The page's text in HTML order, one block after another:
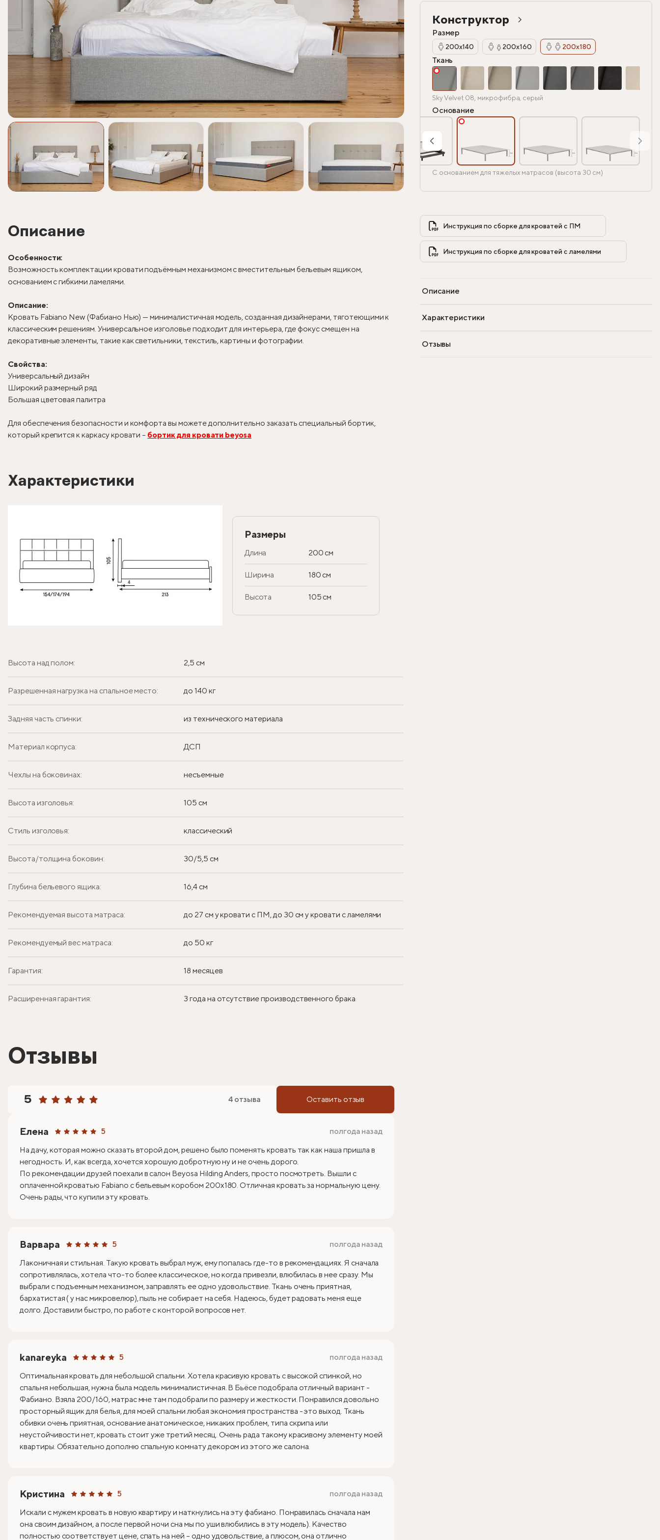
Описание
Особенности:
Возможность комплектации кровати подъёмным механизмом с вместительным бельевым ящиком,
основанием с гибкими ламелями.
Описание:
Кровать Fabiano New (Фабиано Нью) — минималистичная модель, созданная дизайнерами, тяготеющими к
классическим решениям. Универсальное изголовье подходит для интерьера, где фокус смещен на
декоративные элементы, такие как светильники, текстиль, картины и фотографии.
Свойства:
Универсальный дизайн
Широкий размерный ряд
Большая цветовая палитра
Для обеспечения безопасности и комфорта вы можете дополнительно заказать специальный бортик,
который крепится к каркасу кровати – бортик для кровати beyosa
Характеристики
Размеры
Длина 200 см
Ширина 180 см
Высота 105 см
Высота над полом: 2,5 см
Разрешенная нагрузка на спальное место: до 140 кг
Задняя часть спинки: из технического материала
Материал корпуса: ДСП
Чехлы на боковинах: несъемные
Высота изголовья: 105 см
Стиль изголовья: классический
Высота/толщина боковин: 30/5,5 см
Глубина бельевого ящика: 16,4 см
Рекомендуемая высота матраса: до 27 см у кровати с ПМ, до 30 см у кровати с ламелями
Рекомендуемый вес матраса: до 50 кг
Гарантия: 18 месяцев
Расширенная гарантия: 3 года на отсутствие производственного брака
Конструктор
Размер
200х140 200х160 200х180
Ткань
Sky Velvet 08, микрофибра, серый
Основание
С основанием для тяжелых матрасов (высота 30 см)
Инструкция по сборке для кроватей с ПМ
Инструкция по сборке для кроватей с ламелями
Описание
Характеристики
Отзывы
Отзывы
5 4 отзыва Оставить отзыв
Елена 5
полгода назад
На дачу, которая можно сказать второй дом, решено было поменять кровать так как наша пришла в
негодность. И, как всегда, хочется хорошую добротную ну и не очень дорого.
По рекомендации друзей поехали в салон Beyosa Hilding Anders, просто посмотреть. Вышли с
оплаченной кроватью Fabiano с бельевым коробом 200х180. Отличная кровать за нормальную цену.
Очень рады, что купили эту кровать.
Варвара 5
полгода назад
Лаконичная и стильная. Такую кровать выбрал муж, ему попалась где-то в рекомендациях. Я сначала
сопротивлялась, хотела что-то более классическое, но когда привезли, влюбилась в нее сразу. Мы
выбрали с подъемным механизмом, заправлять ее одно удовольствие. Ткань очень приятная,
бархатистая ( у нас микровелюр), пыль не собирает на себя. Надеюсь, будет радовать меня еще
долго. Доставили быстро, по работе с конторой вопросов нет.
kanareyka 5
полгода назад
Оптимальная кровать для небольшой спальни. Хотела красивую кровать с высокой спинкой, но
спальня небольшая, нужна была модель минималистичная. В Бьёсе подобрала отличный вариант -
Фабиано. Взяла 200/160, матрас мне там подобрали по размеру и жесткости. Понравился довольно
просторный ящик для белья, для моей спальни любая экономия пространства - это выход. Ткань
обивки очень приятная, основание анатомическое, никаких проблем, типа скрипа или
неустойчивости нет, кровать стоит уже третий месяц. Очень рада такому красивому элементу моей
квартиры. Обязательно дополню спальную комнату декором из этого же салона.
Кристина 5
полгода назад
Искали с мужем кровать в новую квартиру и наткнулись на эту фабиано. Понравилась сначала нам
она своим дизайном, а после первой ночи сна мы по уши влюбились в эту модель). Качество
полностью соответствует цене, спать на ней – одно удовольствие, а плюсом, она отлично